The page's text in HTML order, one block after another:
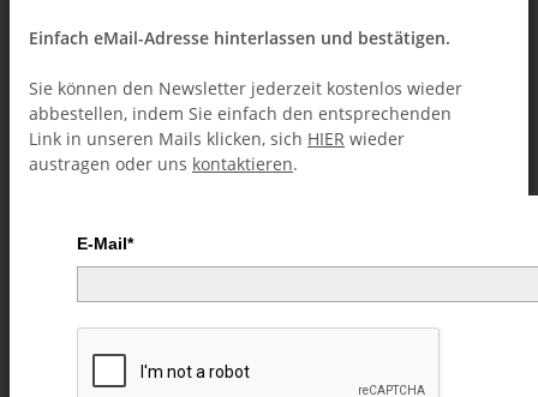
Red Backs (Mängelexemplar)
Einfach eMail-Adresse hinterlassen und bestätigen.
Sie können den Newsletter jederzeit kostenlos wieder
abbestellen, indem Sie einfach den entsprechenden
Link in unseren Mails klicken, sich HIER wieder
austragen oder uns kontaktieren.
E-Mail*